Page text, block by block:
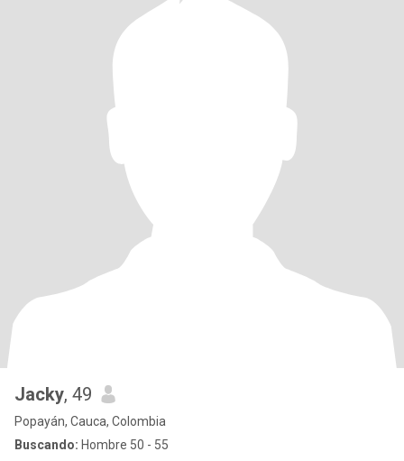
Jacky, 49
Popayán, Cauca, Colombia
Buscando: Hombre 50 - 55